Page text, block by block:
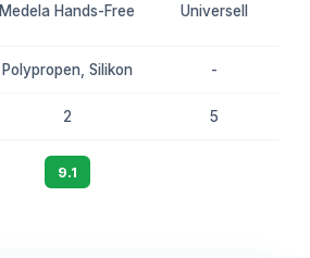
Medela Hands-Free Universell
Polypropen, Silikon -
2 5
9.1